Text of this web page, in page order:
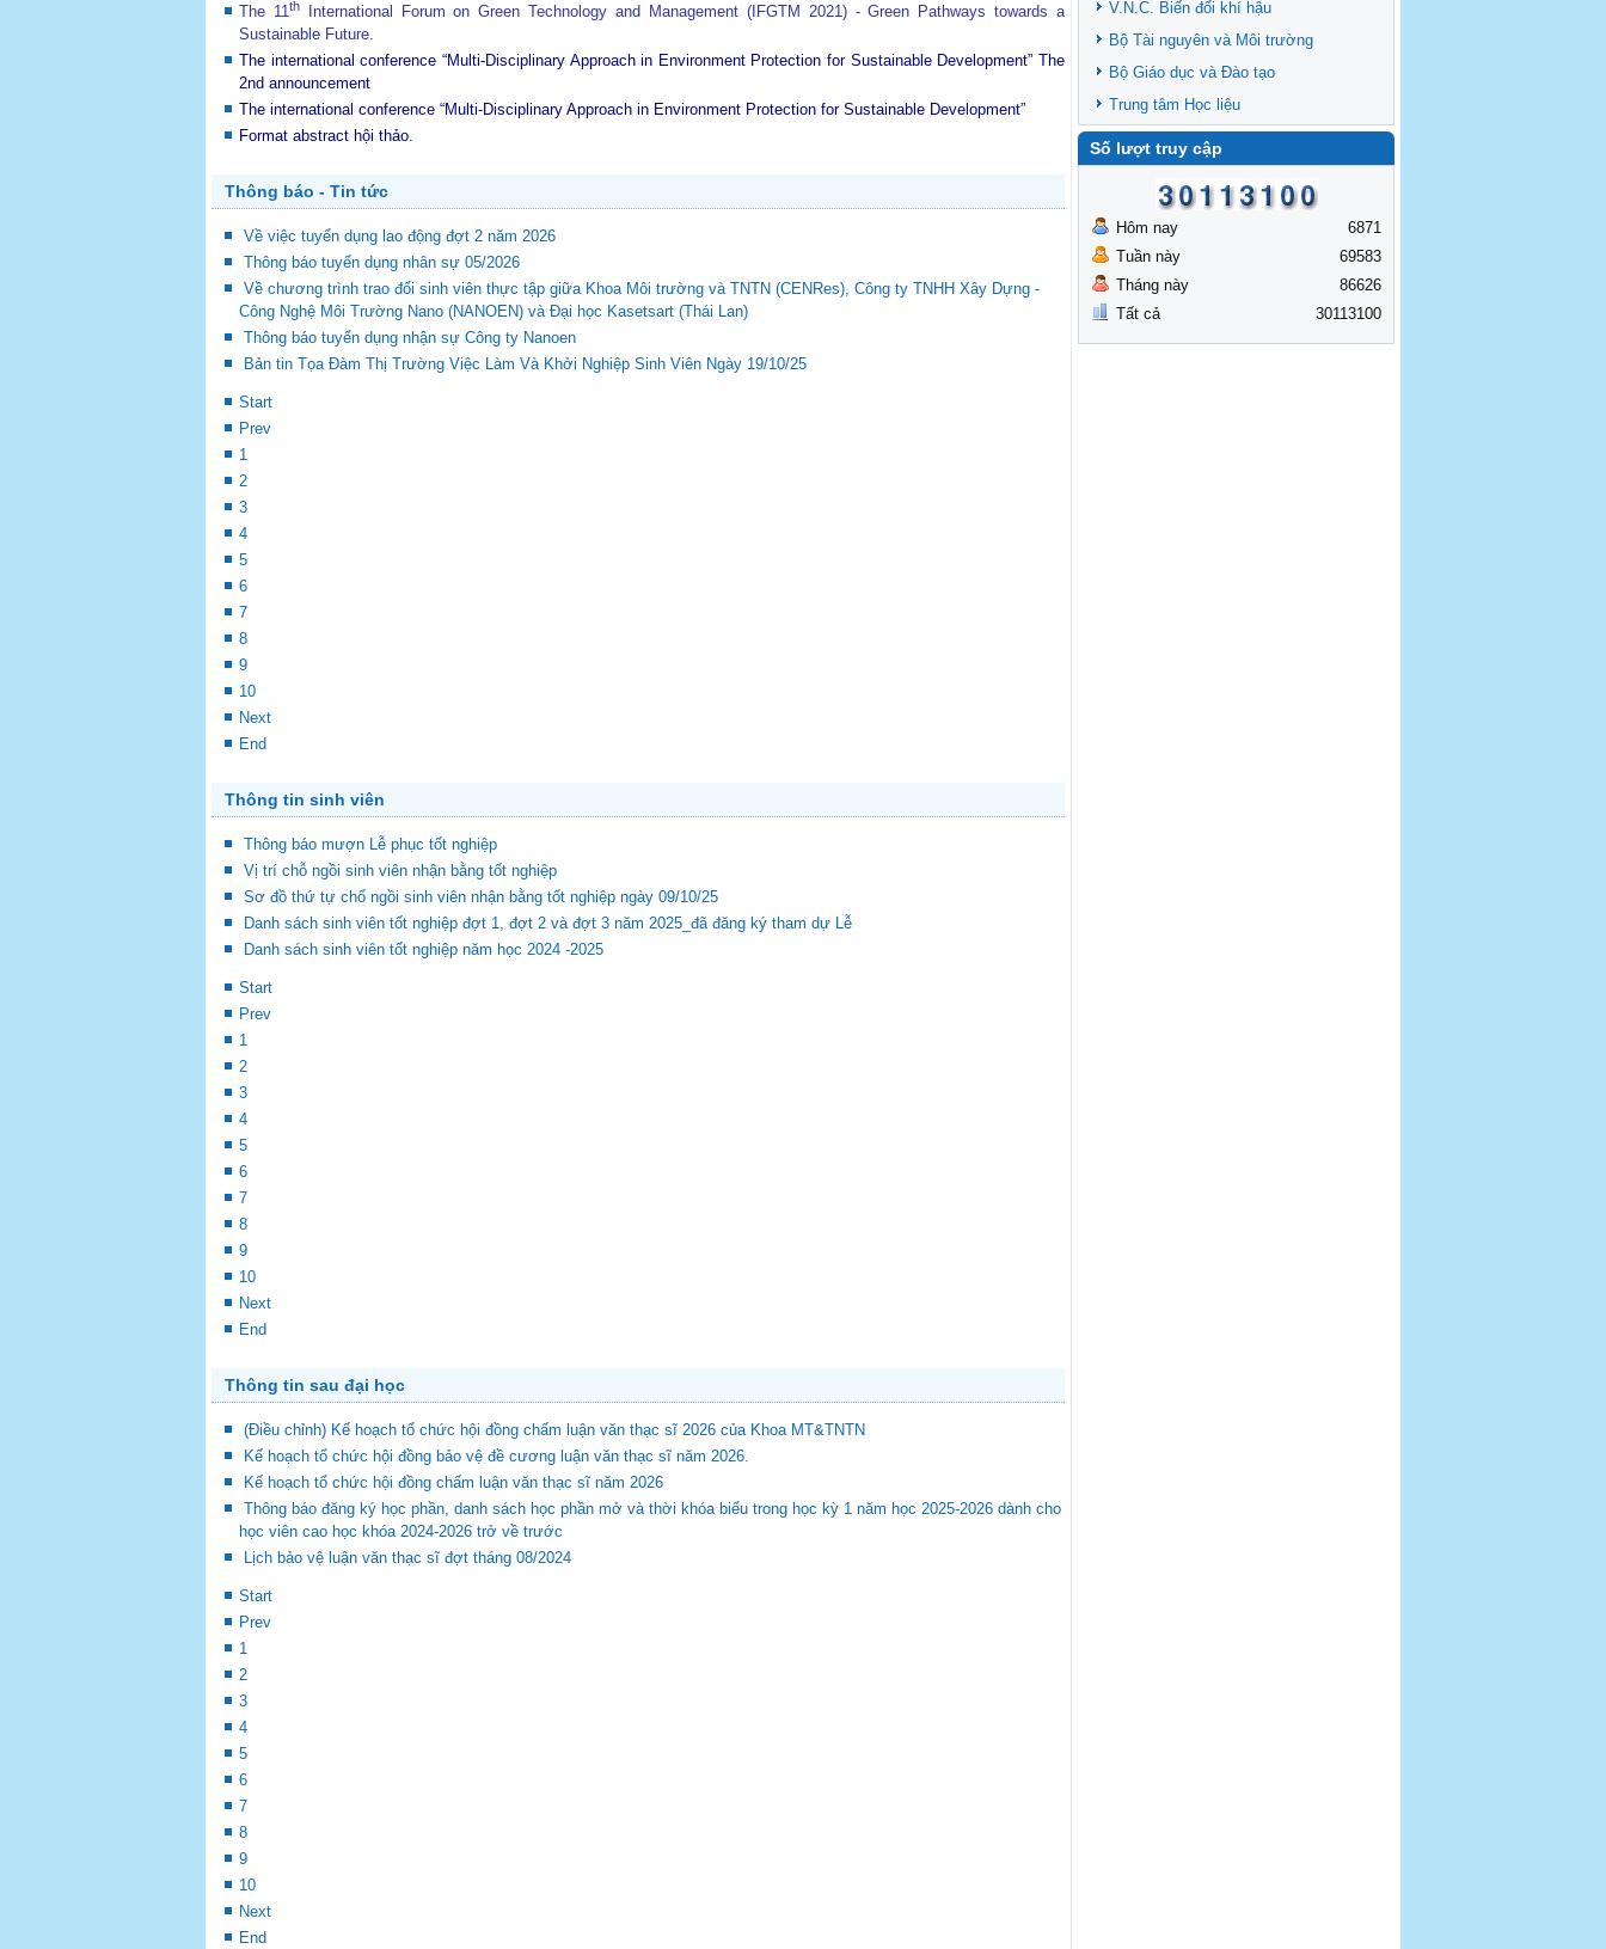
The 11thInternational Forum on Green Technology and Management (IFGTM 2021) - Green Pathways towards a
Sustainable Future.
The international conference “Multi-Disciplinary Approach in Environment Protection for Sustainable Development” The
2nd announcement
The international conference “Multi-Disciplinary Approach in Environment Protection for Sustainable Development”
Format abstract hội thảo.
Thông báo - Tin tức
Về việc tuyển dụng lao động đợt 2 năm 2026
Thông báo tuyển dụng nhân sự 05/2026
Về chương trình trao đổi sinh viên thực tập giữa Khoa Môi trường và TNTN (CENRes), Công ty TNHH Xây Dựng -
Công Nghệ Môi Trường Nano (NANOEN) và Đại học Kasetsart (Thái Lan)
Thông báo tuyển dụng nhận sự Công ty Nanoen
Bản tin Tọa Đàm Thị Trường Việc Làm Và Khởi Nghiệp Sinh Viên Ngày 19/10/25
Start
Prev
1
2
3
4
5
6
7
8
9
10
Next
End
Thông tin sinh viên
Thông báo mượn Lễ phục tốt nghiệp
Vị trí chỗ ngồi sinh viên nhận bằng tốt nghiệp
Sơ đồ thứ tự chổ ngồi sinh viên nhận bằng tốt nghiệp ngày 09/10/25
Danh sách sinh viên tốt nghiệp đợt 1, đợt 2 và đợt 3 năm 2025_đã đăng ký tham dự Lễ
Danh sách sinh viên tốt nghiệp năm học 2024 -2025
Start
Prev
1
2
3
4
5
6
7
8
9
10
Next
End
Thông tin sau đại học
(Điều chỉnh) Kế hoạch tổ chức hội đồng chấm luận văn thạc sĩ 2026 của Khoa MT&TNTN
Kế hoạch tổ chức hội đồng bảo vệ đề cương luận văn thạc sĩ năm 2026.
Kế hoạch tổ chức hội đồng chấm luận văn thạc sĩ năm 2026
Thông báo đăng ký học phần, danh sách học phần mở và thời khóa biểu trong học kỳ 1 năm học 2025-2026 dành cho
học viên cao học khóa 2024-2026 trở về trước
Lịch bảo vệ luận văn thạc sĩ đợt tháng 08/2024
Start
Prev
1
2
3
4
5
6
7
8
9
10
Next
End
V.N.C. Biến đổi khí hậu
Bộ Tài nguyên và Môi trường
Bộ Giáo dục và Đào tạo
Trung tâm Học liệu
Số lượt truy cập
Hôm nay
Tuần này
Tháng này
Tất cả
6871
69583
86626
30113100